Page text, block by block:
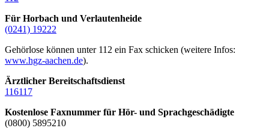
Für Horbach und Verlautenheide
(0241) 19222
Gehörlose können unter 112 ein Fax schicken (weitere Infos:
www.hgz-aachen.de).
Ärztlicher Bereitschaftsdienst
116117
Kostenlose Faxnummer für Hör- und Sprachgeschädigte
(0800) 5895210